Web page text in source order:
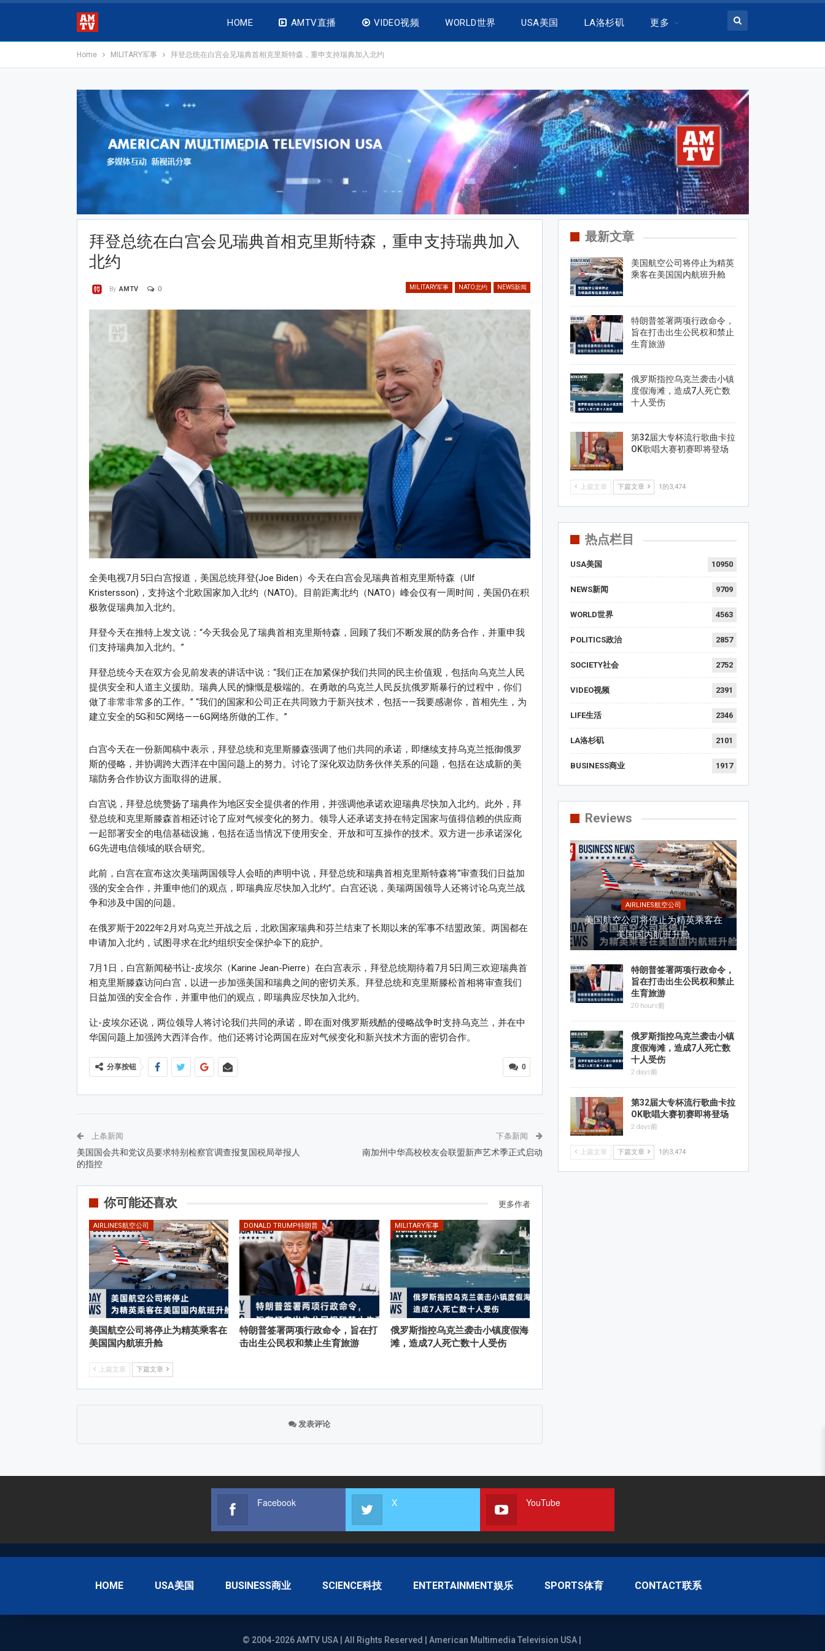
HOME AMTV直播 VIDEO视频 WORLD世界 USA美国 LA洛杉矶 更多
Home MILITARY军事 拜登总统在白宫会见瑞典首相克里斯特森，重申支持瑞典加入北约
拜登总统在白宫会见瑞典首相克里斯特森，重申支持瑞典加入
北约
MILITARY军事 NATO北约 NEWS新闻
By AMTV 0
全美电视7月5日白宫报道，美国总统拜登(Joe Biden）今天在白宫会见瑞典首相克里斯特森（Ulf
Kristersson)，支持这个北欧国家加入北约（NATO)。目前距离北约（NATO）峰会仅有一周时间，美国仍在积
极敦促瑞典加入北约。
拜登今天在推特上发文说：“今天我会见了瑞典首相克里斯特森，回顾了我们不断发展的防务合作，并重申我
们支持瑞典加入北约。”
拜登总统今天在双方会见前发表的讲话中说：“我们正在加紧保护我们共同的民主价值观，包括向乌克兰人民
提供安全和人道主义援助。瑞典人民的慷慨是极端的。在勇敢的乌克兰人民反抗俄罗斯暴行的过程中，你们
做了非常非常多的工作。” “我们的国家和公司正在共同致力于新兴技术，包括——我要感谢你，首相先生，为
建立安全的5G和5C网络——6G网络所做的工作。”
白宫今天在一份新闻稿中表示，拜登总统和克里斯滕森强调了他们共同的承诺，即继续支持乌克兰抵御俄罗
斯的侵略，并协调跨大西洋在中国问题上的努力。讨论了深化双边防务伙伴关系的问题，包括在达成新的美
瑞防务合作协议方面取得的进展。
白宫说，拜登总统赞扬了瑞典作为地区安全提供者的作用，并强调他承诺欢迎瑞典尽快加入北约。此外，拜
登总统和克里斯滕森首相还讨论了应对气候变化的努力。领导人还承诺支持在特定国家与值得信赖的供应商
一起部署安全的电信基础设施，包括在适当情况下使用安全、开放和可互操作的技术。双方进一步承诺深化
6G先进电信领域的联合研究。
此前，白宫在宣布这次美瑞两国领导人会晤的声明中说，拜登总统和瑞典首相克里斯特森将“审查我们日益加
强的安全合作，并重申他们的观点，即瑞典应尽快加入北约”。白宫还说，美瑞两国领导人还将讨论乌克兰战
争和涉及中国的问题。
在俄罗斯于2022年2月对乌克兰开战之后，北欧国家瑞典和芬兰结束了长期以来的军事不结盟政策。两国都在
申请加入北约，试图寻求在北约组织安全保护伞下的庇护。
7月1日，白宫新闻秘书让-皮埃尔（Karine Jean-Pierre）在白宫表示，拜登总统期待着7月5日周三欢迎瑞典首
相克里斯滕森访问白宫，以进一步加强美国和瑞典之间的密切关系。拜登总统和克里斯滕松首相将审查我们
日益加强的安全合作，并重申他们的观点，即瑞典应尽快加入北约。
让-皮埃尔还说，两位领导人将讨论我们共同的承诺，即在面对俄罗斯残酷的侵略战争时支持乌克兰，并在中
华国问题上加强跨大西洋合作。他们还将讨论两国在应对气候变化和新兴技术方面的密切合作。
0
分享按钮
上条新闻
美国国会共和党议员要求特别检察官调查报复国税局举报人
的指控
下条新闻
南加州中华高校校友会联盟新声艺术季正式启动
你可能还喜欢 更多作者
AIRLINES航空公司
美国航空公司将停止为精英乘客在
美国国内航班升舱
DONALD TRUMP特朗普
特朗普签署两项行政命令，旨在打
击出生公民权和禁止生育旅游
MILITARY军事
俄罗斯指控乌克兰袭击小镇度假海
滩，造成7人死亡数十人受伤
上篇文章 下篇文章
发表评论
最新文章
美国航空公司将停止为精英
乘客在美国国内航班升舱
特朗普签署两项行政命令，
旨在打击出生公民权和禁止
生育旅游
俄罗斯指控乌克兰袭击小镇
度假海滩，造成7人死亡数
十人受伤
第32届大专杯流行歌曲卡拉
OK歌唱大赛初赛即将登场
上篇文章 下篇文章 1的3,474
热点栏目
USA美国 10950
NEWS新闻 9709
WORLD世界 4563
POLITICS政治 2857
SOCIETY社会 2752
VIDEO视频 2391
LIFE生活 2346
LA洛杉矶 2101
BUSINESS商业 1917
Reviews
AIRLINES航空公司
美国航空公司将停止为精英乘客在
美国国内航班升舱
特朗普签署两项行政命令，
旨在打击出生公民权和禁止
生育旅游
20 hours前
俄罗斯指控乌克兰袭击小镇
度假海滩，造成7人死亡数
十人受伤
2 days前
第32届大专杯流行歌曲卡拉
OK歌唱大赛初赛即将登场
2 days前
上篇文章 下篇文章 1的3,474
Facebook X YouTube
HOME USA美国 BUSINESS商业 SCIENCE科技 ENTERTAINMENT娱乐 SPORTS体育 CONTACT联系
© 2004-2026 AMTV USA | All Rights Reserved | American Multimedia Television USA |